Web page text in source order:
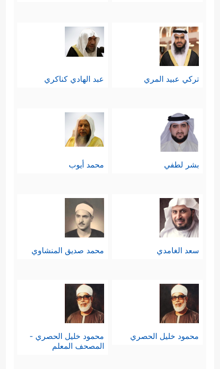
تركي عبيد المري عبد الهادي كناكري
بشر لطفي محمد أيوب
سعد الغامدي محمد صديق المنشاوي
محمود خليل الحصري
محمود خليل الحصري -
المصحف المعلم